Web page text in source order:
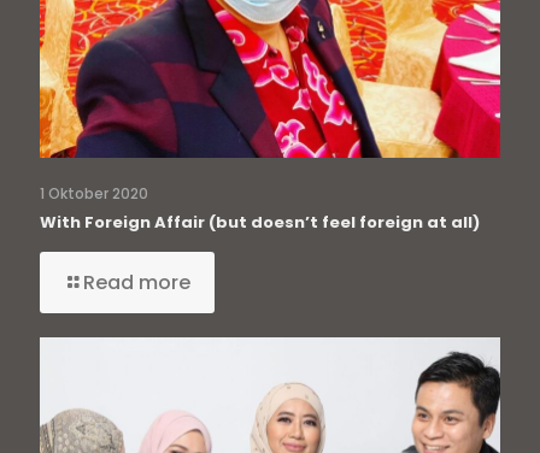
1 Oktober 2020
With Foreign Affair (but doesn’t feel foreign at all)
Read more